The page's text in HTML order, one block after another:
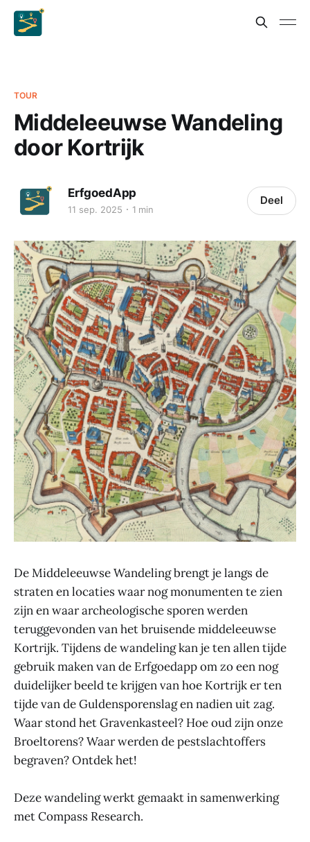
TOUR
Middeleeuwse Wandeling
door Kortrijk
ErfgoedApp
11 sep. 2025 1 min
Deel
De Middeleeuwse Wandeling brengt je langs de
straten en locaties waar nog monumenten te zien
zijn en waar archeologische sporen werden
teruggevonden van het bruisende middeleeuwse
Kortrijk. Tijdens de wandeling kan je ten allen tijde
gebruik maken van de Erfgoedapp om zo een nog
duidelijker beeld te krijgen van hoe Kortrijk er ten
tijde van de Guldensporenslag en nadien uit zag.
Waar stond het Gravenkasteel? Hoe oud zijn onze
Broeltorens? Waar werden de pestslachtoffers
begraven? Ontdek het!
Deze wandeling werkt gemaakt in samenwerking
met Compass Research.